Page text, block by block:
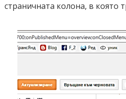
страничната колона, в която